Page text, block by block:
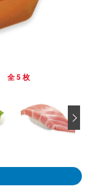
全 5 枚